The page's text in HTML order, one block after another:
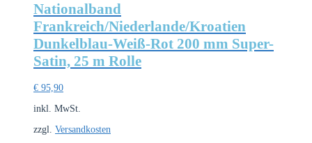
Nationalband
Frankreich/Niederlande/Kroatien
Dunkelblau-Weiß-Rot 200 mm Super-
Satin, 25 m Rolle
€ 95,90
inkl. MwSt.
zzgl. Versandkosten